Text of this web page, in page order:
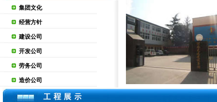
集团文化
经营方针
建设公司
开发公司
劳务公司
造价公司